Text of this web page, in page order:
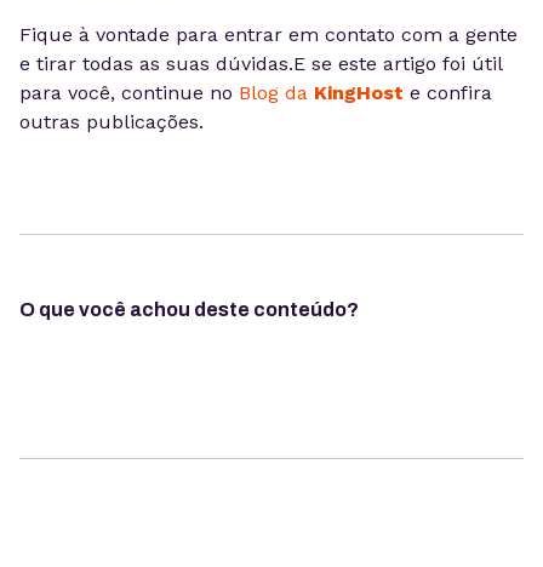
Fique à vontade para entrar em contato com a gente
e tirar todas as suas dúvidas.E se este artigo foi útil
para você, continue no Blog da KingHost e confira
outras publicações.
O que você achou deste conteúdo?